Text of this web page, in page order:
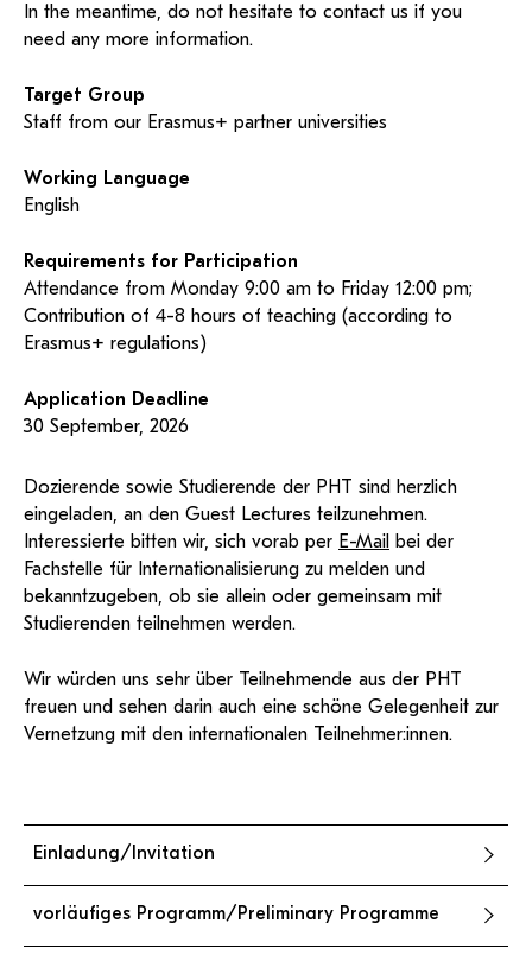
In the meantime, do not hesitate to contact us if you
need any more information.
Target Group
Staff from our Erasmus+ partner universities
Working Language
English
Requirements for Participation
Attendance from Monday 9:00 am to Friday 12:00 pm;
Contribution of 4-8 hours of teaching (according to
Erasmus+ regulations)
Application Deadline
30 September, 2026
Dozierende sowie Studierende der PHT sind herzlich
eingeladen, an den Guest Lectures teilzunehmen.
Interessierte bitten wir, sich vorab per E-Mail bei der
Fachstelle für Internationalisierung zu melden und
bekanntzugeben, ob sie allein oder gemeinsam mit
Studierenden teilnehmen werden.
Wir würden uns sehr über Teilnehmende aus der PHT
freuen und sehen darin auch eine schöne Gelegenheit zur
Vernetzung mit den internationalen Teilnehmer:innen.
Einladung/Invitation
vorläufiges Programm/Preliminary Programme